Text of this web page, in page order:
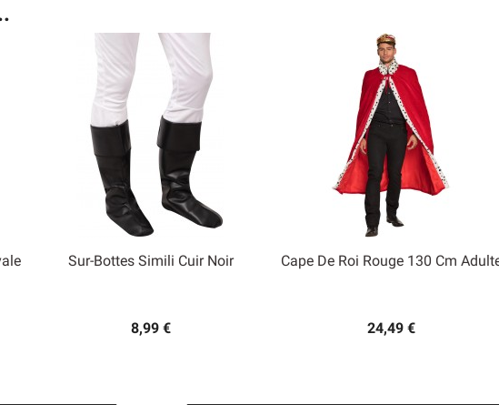
Sur-Bottes Simili Cuir Noir
8,99 €
Cape De Roi Rouge 130 Cm
24,49 €